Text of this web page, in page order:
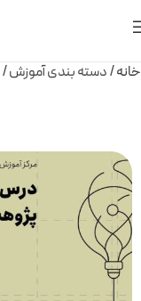
خانه دسته بندی آموزش